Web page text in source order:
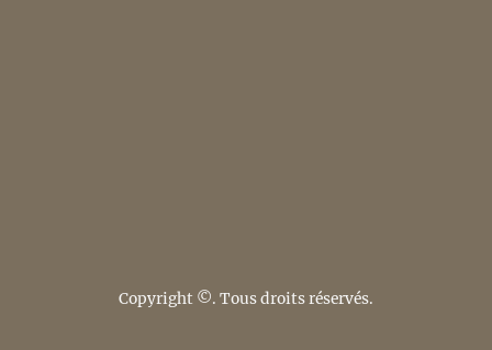
Copyright ©. Tous droits réservés.